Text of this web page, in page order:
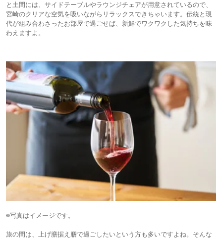
と土間には、サイドテーブルやラウンジチェアが用意されているので、
宮崎のクリアな空気を吸いながらリラックスできちゃいます。伝統と現
代が組み合わさったお部屋で過ごせば、新鮮でワクワクした気持ちを味
わえますよ。
※写真はイメージです。
旅の間は、上げ膳据え膳で過ごしたいという方も多いですよね。そんな